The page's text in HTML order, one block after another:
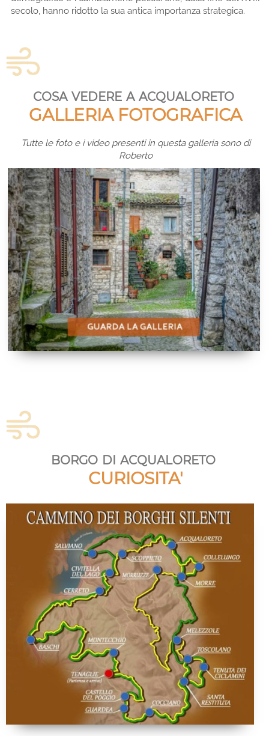
secolo, hanno ridotto la sua antica importanza strategica.
cosa vedere a acqualoreto
GALLERIA FOTOGRAFICA
Tutte le foto e i video presenti in questa galleria sono di
Roberto
borgo di acqualoreto
CURIOSITA'